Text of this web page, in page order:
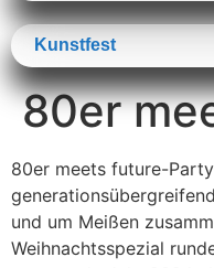
Kunstfest
80er
80er meets future-
und um Meißen
Weihnachtsspezial